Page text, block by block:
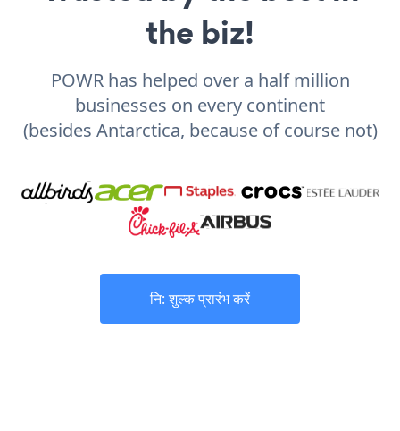
the biz!
POWR has helped over a half million
businesses on every continent
(besides Antarctica, because of course not)
नि: शुल्क प्रारंभ करें